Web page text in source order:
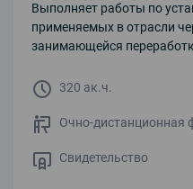
Выполняет работы по
применяемых в отрасли
занимающейся
320 ак.ч.
Очно-дистанционная
Свидетельство